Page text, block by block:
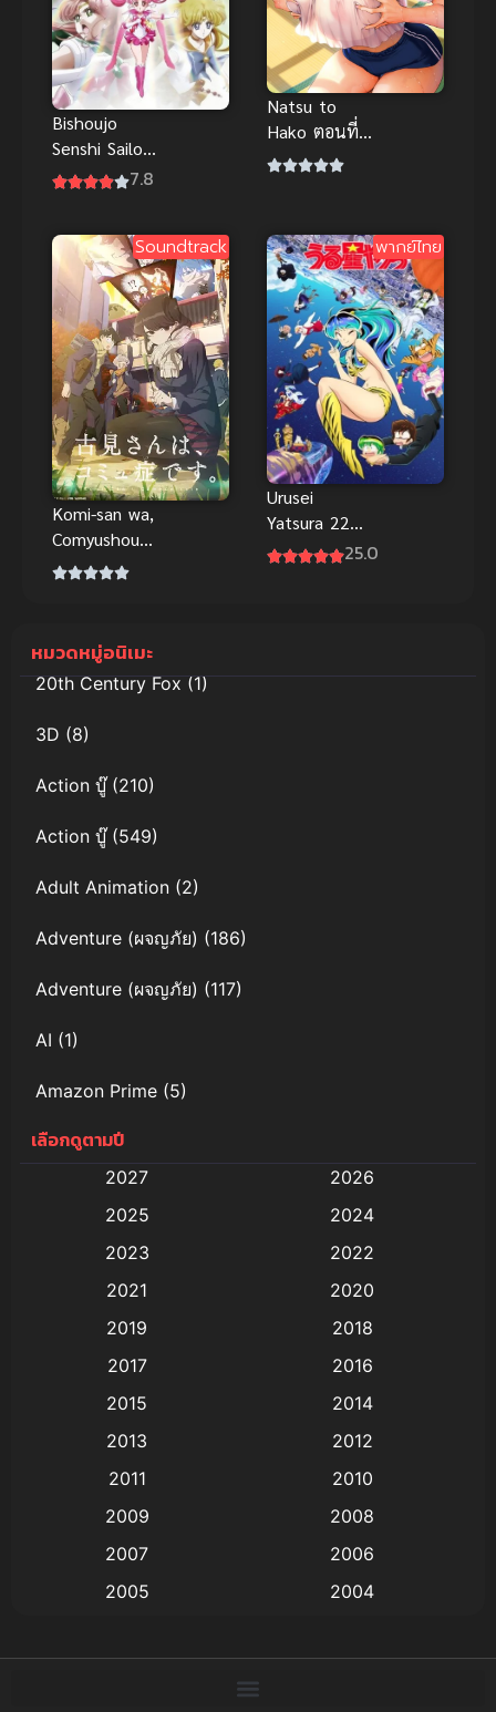
Bishoujo
Senshi Sailor
Moon Crystal
คริสตัล ภาค 2
7.8
Natsu to
Hako ตอนที่
1-2 ซับไทย
(นมใหญ่) |
สรุปก่อนดู
Soundtrack
Komi-san wa,
Comyushou
desu Season
เพื่อนไม่เต็ม
เต็ง ภาค 2
พากย์ไทย
Urusei
Yatsura 22
ลามู ทรามวัย25.0
หมวดหมู่อนิเมะ
20th Century Fox(1)
3D (8)
Action บู๊(210)
Action บู๊(549)
Adult Animation (2)
Adventure (ผจญภัย) (186)
Adventure (ผจญภัย) (117)
AI (1)
Amazon Prime (5)
Anal (ประตูหลัง)
Animation การ์ตูน
Animation อนิเมะ
Animation แอนิเมชั่น
(9)
Big tits (นมใหญ่)
Bitch (ผู้หญิงร่าน)
เลือกดูตามปี
2027
2026
2025
2024
2023
2022
2021
2020
2019
2018
2017
2016
2015
2014
2013
2012
2011
2010
2009
2008
2007
2006
2005
2004